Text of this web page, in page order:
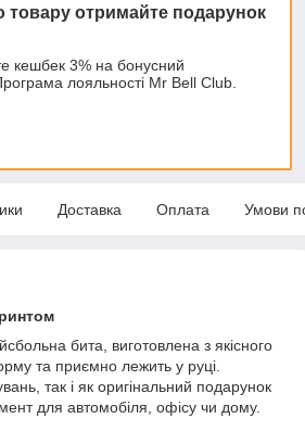
товару отримайте подарунок
кешбек 3% на бонусний
лояльності Mr Bell Club.
Доставка Оплата Умови
бита, виготовлена з якісного
та приємно лежить у руці.
так і як оригінальний подарунок
для автомобіля, офісу чи дому.